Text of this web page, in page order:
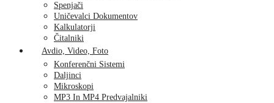
Spenjači
Uničevalci Dokumentov
Kalkulatorji
Čitalniki
Avdio, Video, Foto
Konferenčni Sistemi
Daljinci
Mikroskopi
MP3 In MP4 Predvajalniki